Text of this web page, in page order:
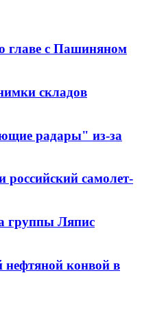
главе с Пашиняном
складов
радары" из-за
российский самолет-
группы Ляпис
нефтяной конвой в